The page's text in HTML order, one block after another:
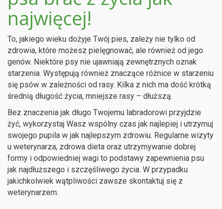
najwięcej!
To, jakiego wieku dożyje Twój pies, zależy nie tylko od
zdrowia, które możesz pielęgnować, ale również od jego
genów. Niektóre psy nie ujawniają zewnętrznych oznak
starzenia. Występują również znaczące różnice w starzeniu
się psów w zależności od rasy. Kilka z nich ma dość krótką
średnią długość życia, mniejsze rasy – dłuższą.
Bez znaczenia jak długo Twojemu labradorowi przyjdzie
żyć, wykorzystaj Wasz wspólny czas jak najlepiej i utrzymuj
swojego pupila w jak najlepszym zdrowiu. Regularne wizyty
u weterynarza, zdrowa dieta oraz utrzymywanie dobrej
formy i odpowiedniej wagi to podstawy zapewnienia psu
jak najdłuższego i szczęśliwego życia. W przypadku
jakichkolwiek wątpliwości zawsze skontaktuj się z
weterynarzem.